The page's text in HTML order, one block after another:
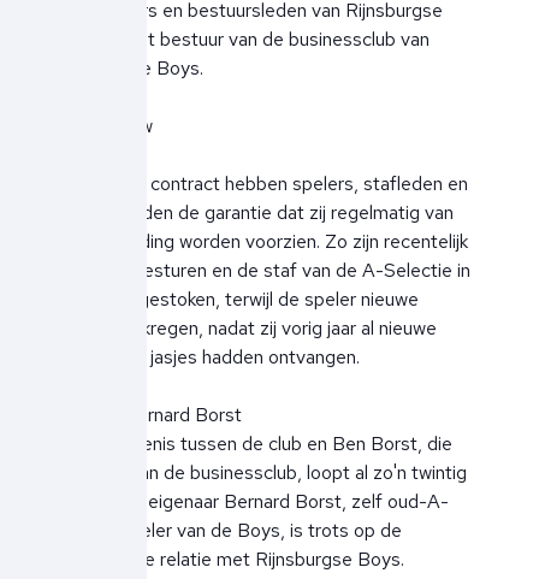
staf, spelers en bestuursleden van Rijnsburgse
Boys en het bestuur van de businessclub van
Rijnsburgse Boys.
In het nieuw
Dankzij het contract hebben spelers, stafleden en
bestuursleden de garantie dat zij regelmatig van
nieuwe kleding worden voorzien. Zo zijn recentelijk
de beide besturen en de staf van de A-Selectie in
het nieuw gestoken, terwijl de speler nieuwe
overshirts kregen, nadat zij vorig jaar al nieuwe
broeken en jasjes hadden ontvangen.
Reactie Bernard Borst
De verbintenis tussen de club en Ben Borst, die
ook lid is van de businessclub, loopt al zo'n twintig
jaar. Mede-eigenaar Bernard Borst, zelf oud-A-
selectiespeler van de Boys, is trots op de
langlopende relatie met Rijnsburgse Boys.